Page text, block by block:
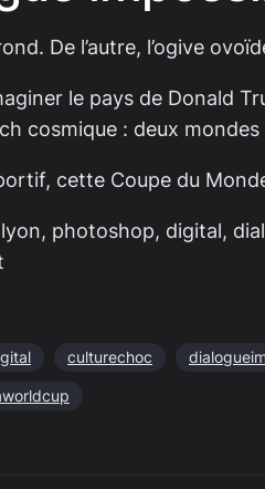
De l’autre, l’ogive
le pays de Donald
cosmique : deux
cette Coupe du
photoshop, digital,
culturechoc